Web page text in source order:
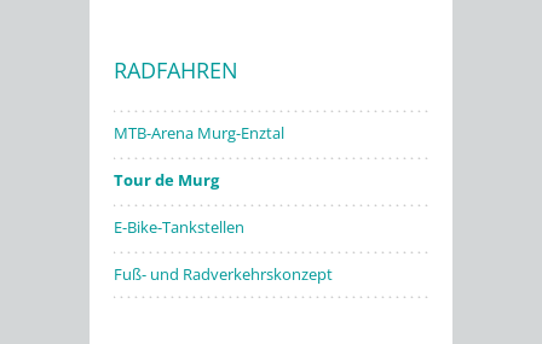
RADFAHREN
MTB-Arena Murg-Enztal
Tour de Murg
E-Bike-Tankstellen
Fuß- und Radverkehrskonzept